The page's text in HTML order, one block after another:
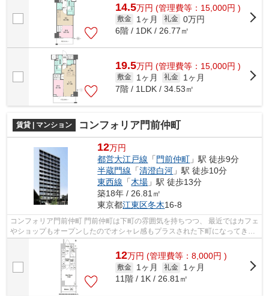
14.5万円 (管理費等：15,000円 )
敷金 1ヶ月 礼金 0万円
6階 / 1DK / 26.77㎡
19.5万円 (管理費等：15,000円 )
敷金 1ヶ月 礼金
1ヶ月
7階 / 1LDK / 34.53㎡
賃貸 | マンション コンフォリア門前仲町
12万円
都営大江戸線 「 門前仲町 」駅 徒歩9分
半蔵門線 「清澄白河 」駅 徒歩10分
東西線 「木場 」駅 徒歩13分
築18年 / 26.81㎡
東京都江東区冬木16-8
コンフォリア門前仲町 門前仲町は下町の雰囲気を持ちつつ、 最近ではカフェ
やショップもオープンしたのでオシャレ感もプラスされた下町になってきて
います。 近隣には公園や庭園など...
12万円 (管理費等：8,000円 )
敷金 1ヶ月 礼金
1ヶ月
11階 / 1K / 26.81㎡